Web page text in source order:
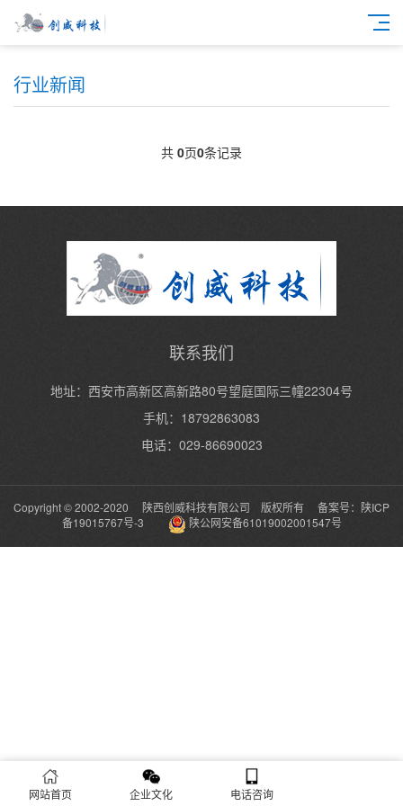
行业新闻
共 0页0条记录
联系我们
地址：西安市高新区高新路80号望庭国际三幢22304号
手机：18792863083
电话：029-86690023
Copyright © 2002-2020 陕西创威科技有限公司 版权所有 备案号： 陕ICP
备19015767号-3
陕公网安备61019002001547号
网站首页 企业文化 电话咨询